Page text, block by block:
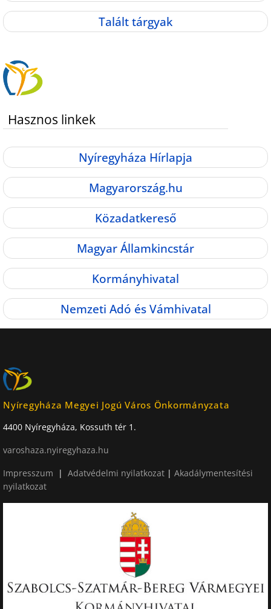
Talált tárgyak
Hasznos linkek
Nyíregyháza Hírlapja
Magyarország.hu
Közadatkereső
Magyar Államkincstár
Kormányhivatal
Nemzeti Adó és Vámhivatal
Nyíregyháza Megyei Jogú Város Önkormányzata
4400 Nyíregyháza, Kossuth tér 1.
varoshaza.nyiregyhaza.hu
Impresszum | Adatvédelmi nyilatkozat | Akadálymentesítési
nyilatkozat